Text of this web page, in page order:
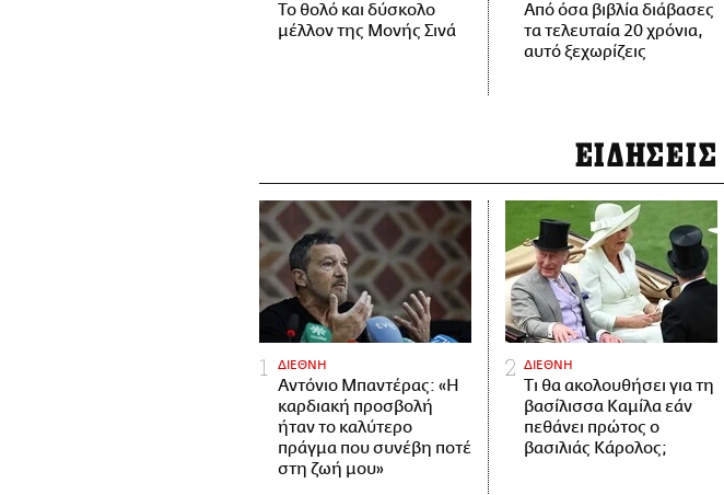
Το θολό και δύσκολο
μέλλον της Μονής Σινά
Από όσα βιβλία διάβασες
τα τελευταία 20 χρόνια,
αυτό ξεχωρίζεις
ΕΙΔΗΣΕΙΣ
ΔΙΕΘΝΗ
Αντόνιο Μπαντέρας: «Η
καρδιακή προσβολή
ήταν το καλύτερο
πράγμα που συνέβη ποτέ
στη ζωή μου»
ΔΙΕΘΝΗ
Τι θα ακολουθήσει για τη
βασίλισσα Καμίλα εάν
πεθάνει πρώτος ο
βασιλιάς Κάρολος;